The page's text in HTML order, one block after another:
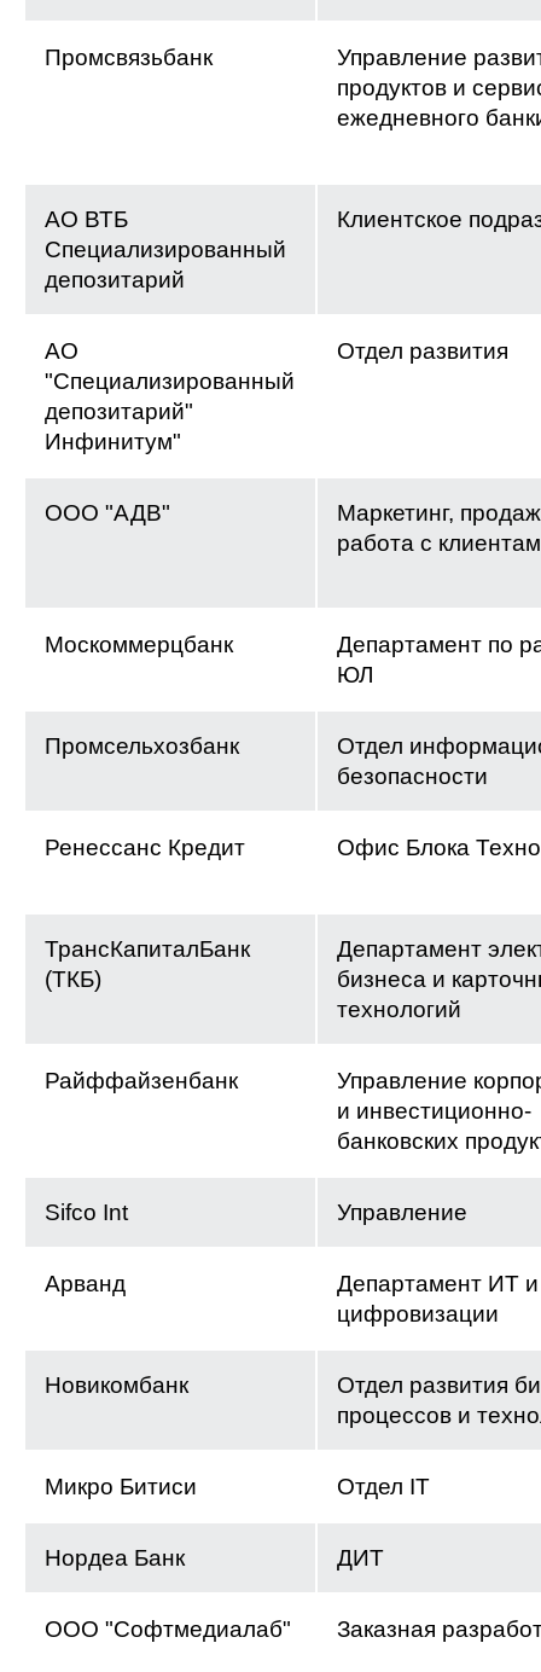
Промсвязьбанк
Управление
продуктов и
ежедневного
АО ВТБ
Специализированный
депозитарий
Клиентское
АО
"Специализированный
депозитарий"
Инфинитум"
Отдел развития
ООО "АДВ"
Маркетинг,
работа с
Москоммерцбанк
Департамент по
ЮЛ
Промсельхозбанк
Отдел
безопасности
Ренессанс Кредит Офис Блока
ТрансКапиталБанк
(ТКБ)
Департамент
бизнеса и
технологий
Райффайзенбанк
Управление
и инвестиционно-
банковских
Sifco Int Управление
Арванд
Департамент ИТ и
цифровизации
Новикомбанк
Отдел развития
процессов и
Микро Битиси Отдел IT
Нордеа Банк ДИТ
ООО "Софтмедиалаб" Заказная